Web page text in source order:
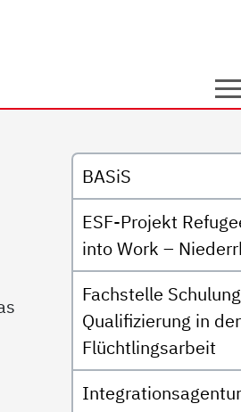
Untermenü
BASiS
ESF-Projekt
into Work –
Fachstelle
Qualifizierung in der
Flüchtlingsarbeit
Integrationsagentur